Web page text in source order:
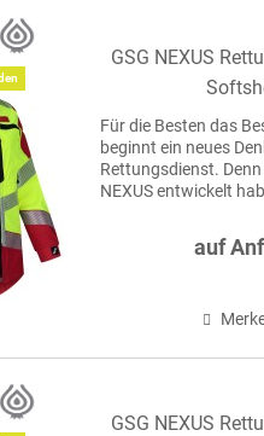
GSG NEXUS
Für die Besten das
beginnt ein neues
Rettungsdienst.
NEXUS entwickelt
Nähe zur Praxis und
Standard nicht nur zu
auf
GSG NEXUS